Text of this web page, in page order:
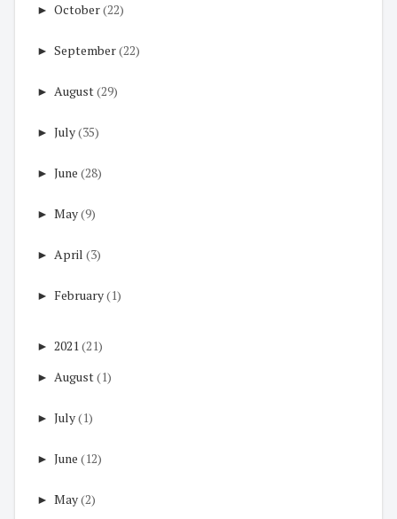
► October(22)
► September(22)
► August(29)
► July(35)
► June (28)
► May(9)
► April (3)
► February(1)
► 2021 (21)
► August(1)
► July(1)
► June (12)
► May(2)